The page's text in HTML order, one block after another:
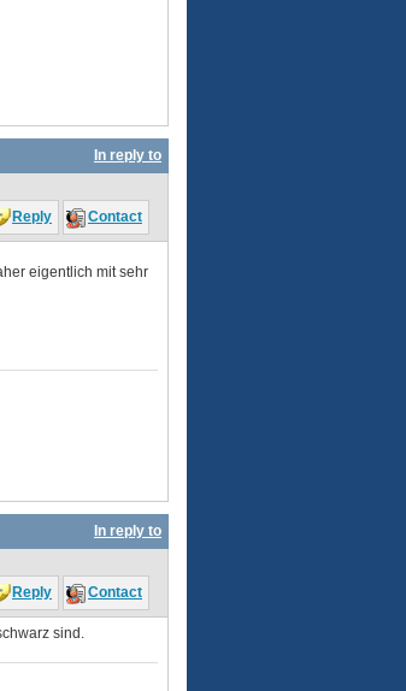
In reply to
Reply Contact
eigentlich mit sehr
In reply to
Reply Contact
sind.